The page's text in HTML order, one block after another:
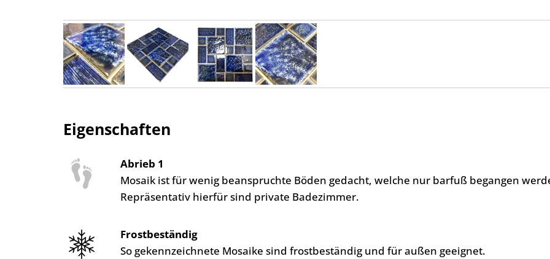
Eigenschaften
Abrieb 1
Mosaik ist für wenig beanspruchte Böden gedacht, welche nur barfuß begangen
Repräsentativ hierfür sind private Badezimmer.
Frostbeständig
So gekennzeichnete Mosaike sind frostbeständig und für außen geeignet.